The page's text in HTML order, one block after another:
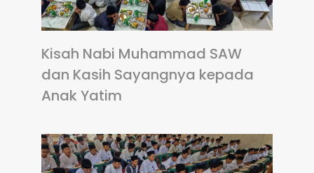
Kisah Nabi Muhammad SAW
dan Kasih Sayangnya kepada
Anak Yatim